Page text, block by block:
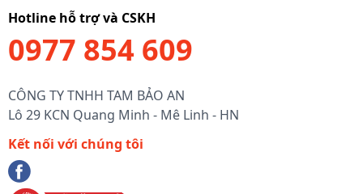
Hotline hỗ trợ và CSKH
0977 854 609
CÔNG TY TNHH TAM BẢO AN
Lô 29 KCN Quang Minh - Mê Linh - HN
Kết nối với chúng tôi